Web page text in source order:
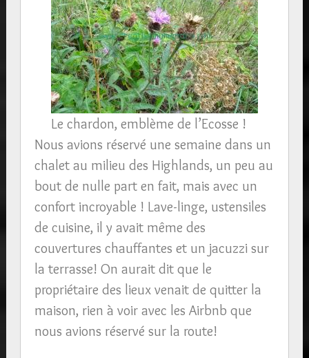
Le chardon, emblème de l’Ecosse !
Nous avions réservé une semaine dans un
chalet au milieu des Highlands, un peu au
bout de nulle part en fait, mais avec un
confort incroyable ! Lave-linge, ustensiles
de cuisine, il y avait même des
couvertures chauffantes et un jacuzzi sur
la terrasse! On aurait dit que le
propriétaire des lieux venait de quitter la
maison, rien à voir avec les Airbnb que
nous avions réservé sur la route!